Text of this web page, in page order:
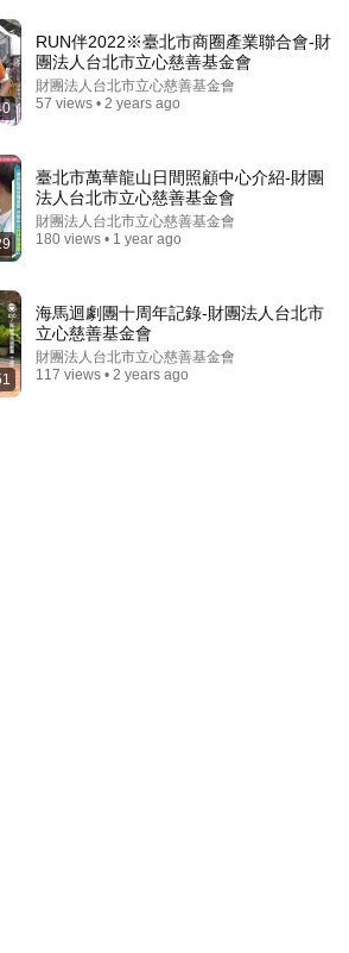
【王芳王为念访谈】
views
Brands To Avoid
RUN伴2022※臺北市商圈產業聯合會-財
團法人台北市立心慈善基金會
財團法人台北市立心慈善基金會
57 views • 2 years ago
臺北市萬華龍山日間照顧中心介紹-財團
法人台北市立心慈善基金會
財團法人台北市立心慈善基金會
180 views • 1 year ago
海馬迴劇團十周年記錄-財團法人台北市
立心慈善基金會
財團法人台北市立心慈善基金會
117 views • 2 years ago